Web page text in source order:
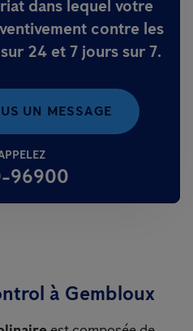
dans lequel votre
contre les
24 et 7 jours sur 7.
UN MESSAGE
96900
à Gembloux